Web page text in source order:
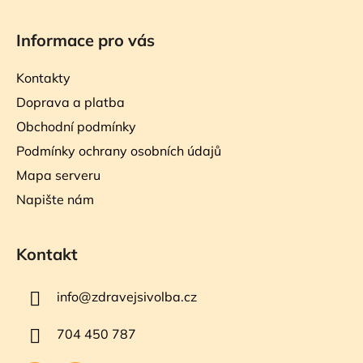
Informace pro vás
Kontakty
Doprava a platba
Obchodní podmínky
Podmínky ochrany osobních údajů
Mapa serveru
Napište nám
Kontakt
info@zdravejsivolba.cz
704 450 787